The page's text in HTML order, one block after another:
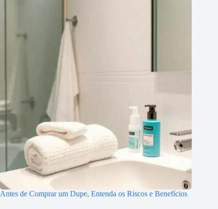
Antes de Comprar um Dupe, Entenda os Riscos e Benefícios